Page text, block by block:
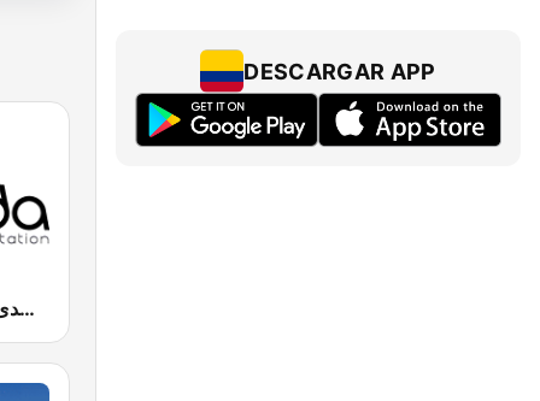
Radio Sada (راديو صدى)
DESCARGAR APP